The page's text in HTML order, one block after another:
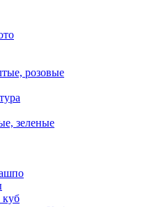
розовые
зеленые